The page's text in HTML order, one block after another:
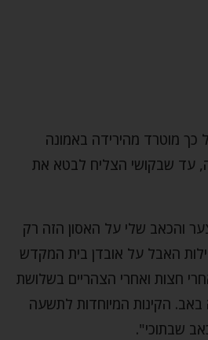
כך מוטרד מהירידה באמונה
עד שבקושי הצליח לבטא את
והכאב שלי על האסון הזה רק
האבל על אובדן בית המקדש
חצות ואחרי הצהריים בשלושת
הקינות המיוחדות לתשעה
שבתוכי".